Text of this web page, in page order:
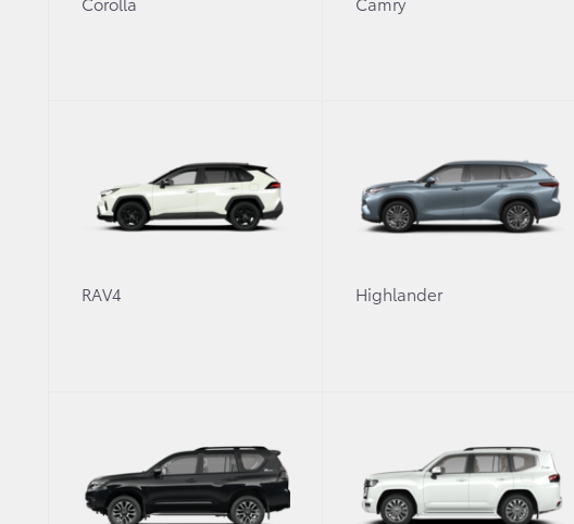
RAV4 Highlander
Toyota стала партнером чемпионата
хоккейной лиги — 2021/2022